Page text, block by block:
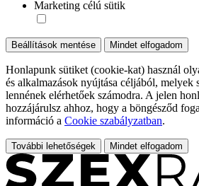
Marketing célú sütik
Beállítások mentése Mindet elfogadom
Honlapunk sütiket (cookie-kat) használ
és alkalmazások nyújtása céljából, melyek
lennének elérhetőek számodra. A jelen
hozzájárulsz ahhoz, hogy a böngésződ
információ a Cookie szabályzatban.
További lehetőségek Mindet elfogadom